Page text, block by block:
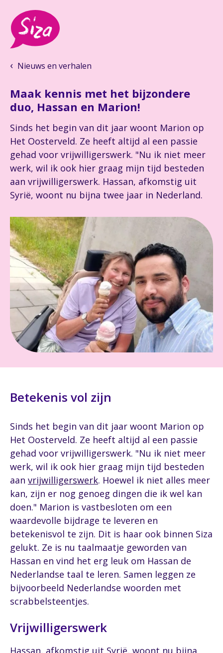
Nieuws en verhalen
Maak kennis met het bijzondere
duo, Hassan en Marion!
Sinds het begin van dit jaar woont Marion op
Het Oosterveld. Ze heeft altijd al een passie
gehad voor vrijwilligerswerk. "Nu ik niet meer
werk, wil ik ook hier graag mijn tijd besteden
aan vrijwilligerswerk. Hassan, afkomstig uit
Syrië, woont nu bijna twee jaar in Nederland.
Betekenis vol zijn
Sinds het begin van dit jaar woont Marion op
Het Oosterveld. Ze heeft altijd al een passie
gehad voor vrijwilligerswerk. "Nu ik niet meer
werk, wil ik ook hier graag mijn tijd besteden
aan vrijwilligerswerk. Hoewel ik niet alles meer
kan, zijn er nog genoeg dingen die ik wel kan
doen." Marion is vastbesloten om een
waardevolle bijdrage te leveren en
betekenisvol te zijn. Dit is haar ook binnen Siza
gelukt. Ze is nu taalmaatje geworden van
Hassan en vind het erg leuk om Hassan de
Nederlandse taal te leren. Samen leggen ze
bijvoorbeeld Nederlandse woorden met
scrabbelsteentjes.
Vrijwilligerswerk
Hassan, afkomstig uit Syrië, woont nu bijna